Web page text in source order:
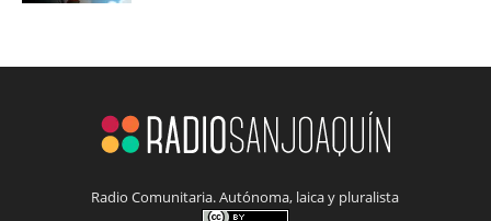
Radio Comunitaria. Autónoma, laica y pluralista